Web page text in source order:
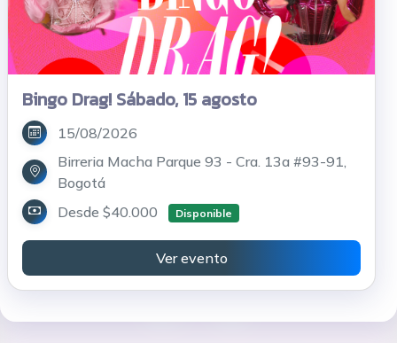
Bingo Drag! Sábado, 15 agosto
15/08/2026
Birreria Macha Parque 93 - Cra. 13a #93-91,
Bogotá
Desde $40.000
Disponible
Ver evento